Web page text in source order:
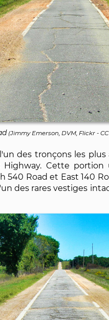
(Jimmy Emerson, DVM, Flickr-
des tronçons les
Highway. Cette
540 Road et East 140
des rares vestiges